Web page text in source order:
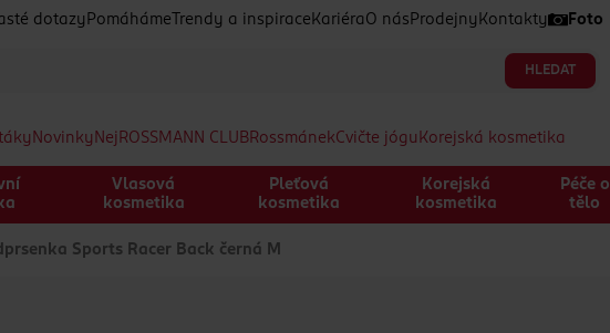
dotazy Pomáháme Trendy a inspirace Kariéra O nás Prodejny Kontakty Foto
HLEDAT
Novinky Nej ROSSMANN CLUBRossmánekCvičte jógu Korejská kosmetika
Vlasová
kosmetika
Pleťová
kosmetika
Korejská
kosmetika
Péče o
tělo
Sports Racer Back černá M